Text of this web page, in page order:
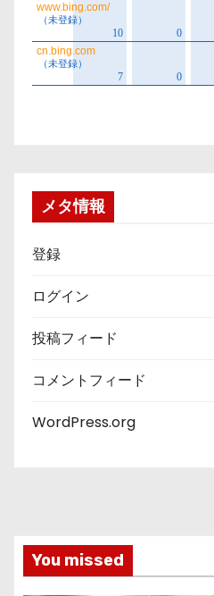
メタ情報
登録
ログイン
投稿フィード
コメントフィード
WordPress.org
You missed